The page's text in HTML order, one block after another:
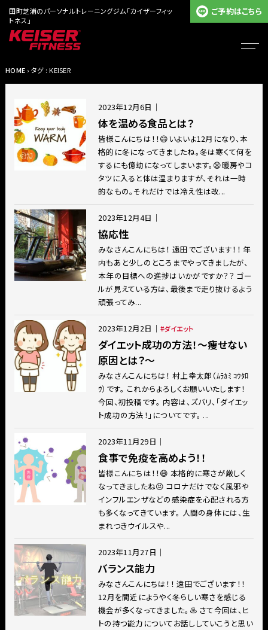
田町芝浦のパーソナルトレーニングジム「カイザーフィッ
トネス」
ご予約はこちら
HOME › タグ : KEISER
2023年12月6日 ｜
体を温める食品とは？
皆様こんにちは！！😄いよいよ12月になり、本
格的に冬になってきましたね。冬は寒くて何を
するにも億劫になってしまいます。😫暖房やコ
タツに入ると体は温まりますが、それは一時
的なもの。それだけでは冷え性は改...
2023年12月4日 ｜
協応性
みなさんこんにちは！ 遠田でございます！！ 年
内もあと少しのところまでやってきましたが、
本年の目標への進捗はいかがですか？？ ゴー
ルが見えている方は、最後まで走り抜けるよう
頑張ってみ...
2023年12月2日 ｜ ダイエット
ダイエット成功の方法！〜痩せない
原因とは？〜
みなさんこんにちは！ 村上幸太郎（ﾑﾗｶﾐ ｺｳﾀﾛ
ｳ）です。 これからよろしくお願いいたします！
今回、初投稿です。 内容は、ズバリ、「ダイエッ
ト成功の方法！」についてです。 ...
2023年11月29日 ｜
食事で免疫を高めよう！！
皆様こんにちは！！😄 本格的に寒さが厳しく
なってきましたね😣 コロナだけでなく風邪や
インフルエンザなどの感染症を心配される方
も多くなってきています。 人間の身体には、生
まれつきウイルスや...
2023年11月27日 ｜
バランス能力
みなさんこんにちは！！ 遠田でございます！！
12月を間近にようやく冬らしい寒さを感じる
機会が多くなってきました。♨️ さて今回は、ヒ
トの持つ能力についてお話ししていこうと思い